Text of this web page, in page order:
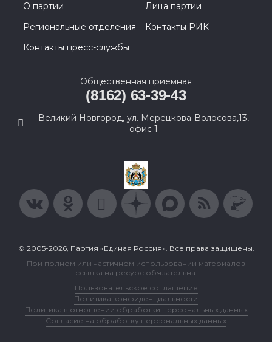
О партии
Лица партии
Региональные отделения
Контакты РИК
Контакты пресс-службы
Общественная приемная
(8162) 63-39-43
Великий Новгород, ул. Мерецкова-Волосова,13,
офис 1
© 2005-2026, Партия «Единая Россия». Все права защищены.
При полном или частичном использовании материалов
ссылка на ресурс обязательна.
Пользовательское соглашение
Политика конфиденциальности
Политика в отношении обработки персональных данных
Согласие на обработку персональных данных